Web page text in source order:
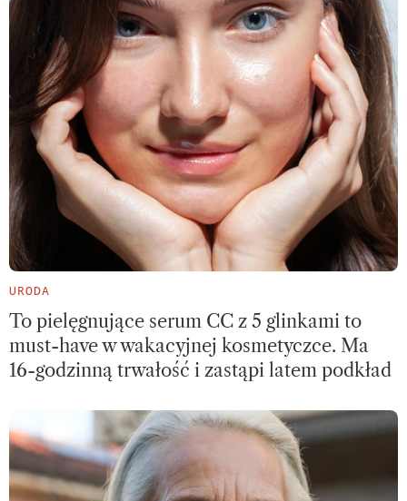
URODA
To pielęgnujące serum CC z 5 glinkami to
must-have w wakacyjnej kosmetyczce. Ma
16-godzinną trwałość i zastąpi latem podkład